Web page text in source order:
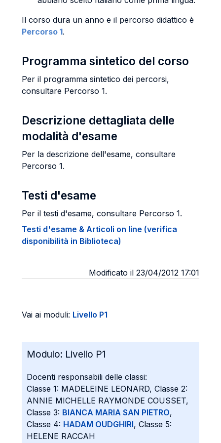
Il corso dura un anno e il percorso didattico è
Percorso 1.
Programma sintetico del corso
Per il programma sintetico dei percorsi,
consultare Percorso 1.
Descrizione dettagliata delle
modalità d'esame
Per la descrizione dell'esame, consultare
Percorso 1.
Testi d'esame
Per il testi d'esame, consultare Percorso 1.
Testi d'esame & Articoli on line (verifica
disponibilità in Biblioteca)
Modificato il 23/04/2012 17:01
Vai ai moduli: Livello P1
Modulo: Livello P1
Docenti responsabili delle classi:
Classe 1: MADELEINE LEONARD, Classe 2:
ANNIE MICHELLE RAYMONDE COUSSET,
Classe 3: BIANCA MARIA SAN PIETRO,
Classe 4: HADAM OUDGHIRI, Classe 5:
HELENE RACCAH